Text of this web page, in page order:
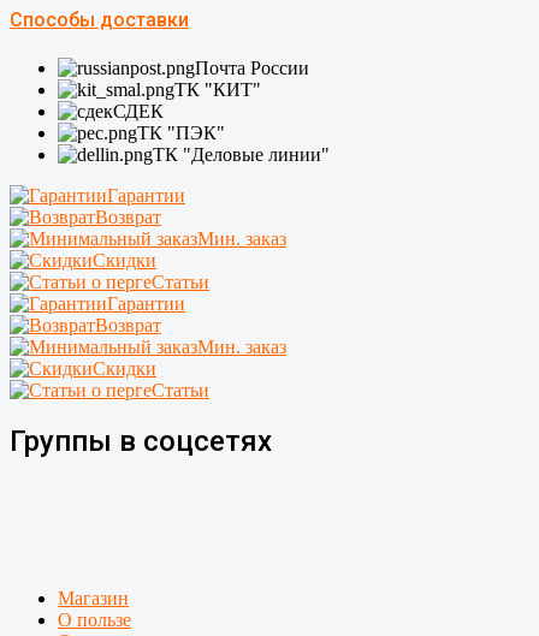
Способы доставки
Почта России
ТК "КИТ"
СДЕК
ТК "ПЭК"
ТК "Деловые линии"
Гарантии
Возврат
Мин. заказ
Скидки
Статьи
Гарантии
Возврат
Мин. заказ
Скидки
Статьи
Группы в соцсетях
Магазин
О пользе